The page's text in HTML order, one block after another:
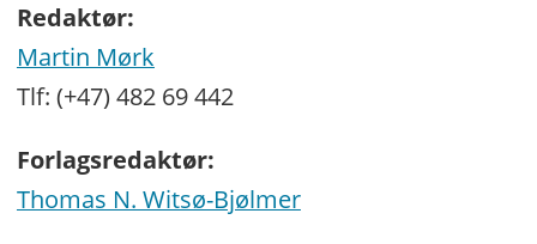
Redaktør:
Martin Mørk
Tlf: (+47) 482 69 442
Forlagsredaktør:
Thomas N. Witsø-Bjølmer